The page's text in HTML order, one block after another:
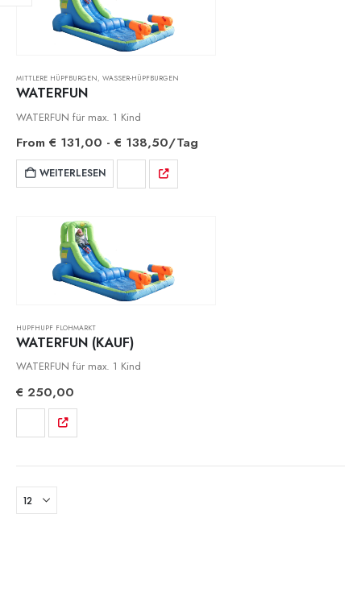
MITTLERE HÜPFBURGEN, WASSER-HÜPFBURGEN
WATERFUN
WATERFUN für max. 1 Kind
From € 131,00 - € 138,50/Tag
WEITERLESEN
HUPFHUPF FLOHMARKT
WATERFUN (KAUF)
WATERFUN für max. 1 Kind
€ 250,00